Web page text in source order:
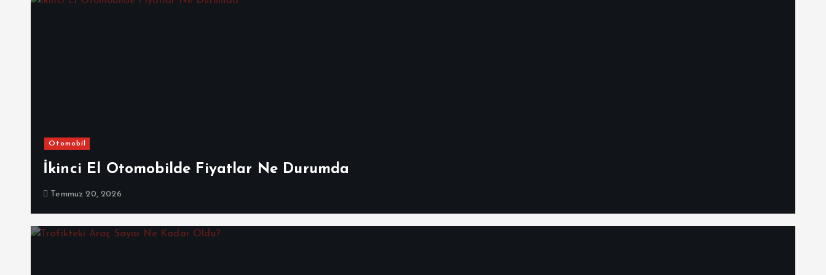
Otomobil
İkinci El Otomobilde Fiyatlar Ne Durumda
Temmuz 20, 2026